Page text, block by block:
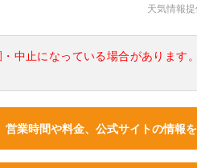
天気情報
中止になっている場合があります
営業時間や料金、公式サイトの情報